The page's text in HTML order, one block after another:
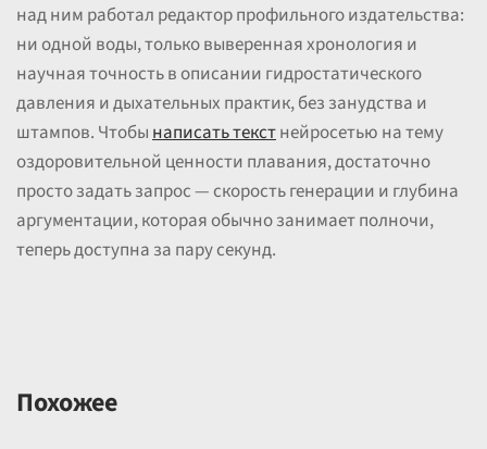
над ним работал редактор профильного издательства:
ни одной воды, только выверенная хронология и
научная точность в описании гидростатического
давления и дыхательных практик, без занудства и
штампов. Чтобынаписать текстнейросетью на тему
оздоровительной ценности плавания, достаточно
просто задать запрос — скорость генерации и глубина
аргументации, которая обычно занимает полночи,
теперь доступна за пару секунд.
Похожее